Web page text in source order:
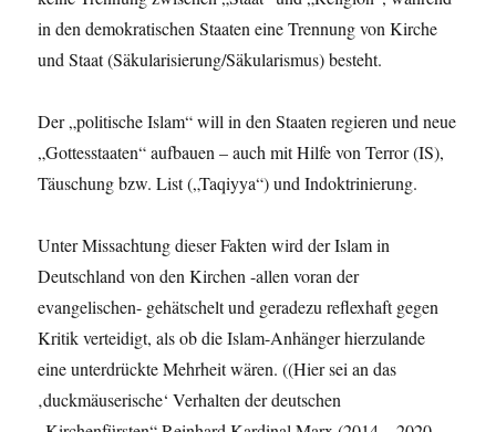
in den demokratischen Staaten eine Trennung von Kirche
und Staat (Säkularisierung/Säkularismus) besteht.
Der „politische Islam“ will in den Staaten regieren und neue
„Gottesstaaten“ aufbauen – auch mit Hilfe von Terror (IS),
Täuschung bzw. List („Taqiyya“) und Indoktrinierung.
Unter Missachtung dieser Fakten wird der Islam in
Deutschland von den Kirchen -allen voran der
evangelischen- gehätschelt und geradezu reflexhaft gegen
Kritik verteidigt, als ob die Islam-Anhänger hierzulande
eine unterdrückte Mehrheit wären. ((Hier sei an das
‚duckmäuserische‘ Verhalten der deutschen